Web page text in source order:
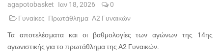
agapotobasket Ιαν 18, 2026
0
Γυναίκες Πρωτάθλημα Α2 Γυναικών
Τα αποτελέσματα και οι βαθμολογίες των αγώνων της 14ης
αγωνιστικής για το πρωτάθλημα της Α2 Γυναικών.